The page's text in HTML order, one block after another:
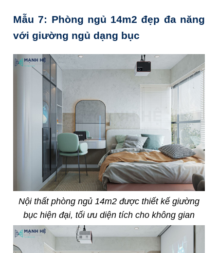
Mẫu 7: Phòng ngủ 14m2 đẹp đa năng
với giường ngủ dạng bục
Nội thất phòng ngủ 14m2 được thiết kế giường
bục hiện đại, tối ưu diện tích cho không gian